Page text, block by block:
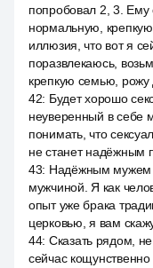
попробовал 2, 3. Ему
нормальную,
иллюзия, что вот я
поразвлекаюсь,
крепкую семью, рожу
42: Будет хорошо
неуверенный в
понимать, что
не станет надёжным
43: Надёжным мужем
мужчиной. Я как
опыт уже брака
церковью, я вам
44: Сказать рядом,
сейчас кощунственно